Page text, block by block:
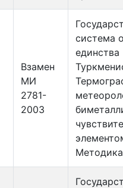
Взамен
МИ
2781-
2003
система